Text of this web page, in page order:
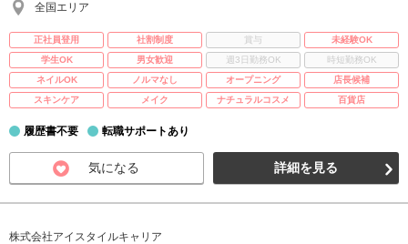
全国エリア
正社員登用 社割制度 賞与
未経験OK
学生OK
男女歓迎 週3日勤務OK
時短勤務OK
ネイルOK
ノルマなし オープニング
店長候補
スキンケア
メイク ナチュラルコスメ 百貨店
履歴書不要 転職サポートあり
気になる 詳細を見る
株式会社アイスタイルキャリア